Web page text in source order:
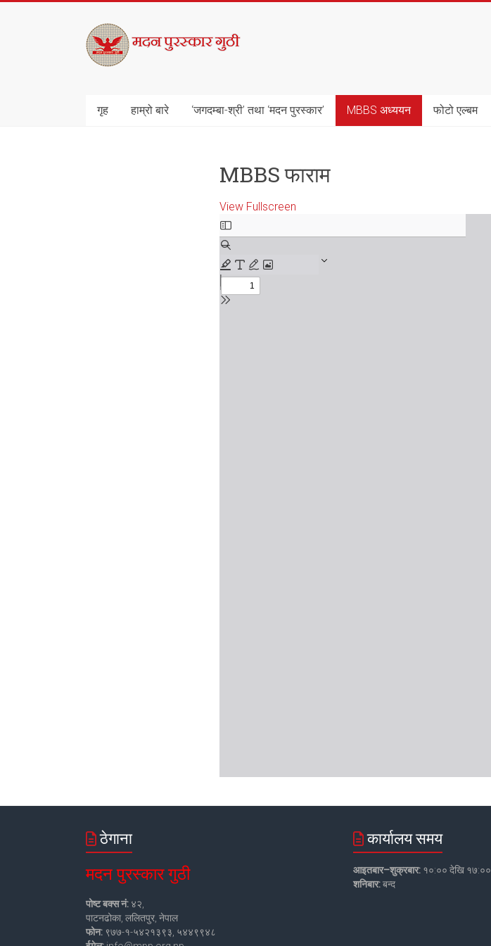
मदन
पुरस्कार
गुठी
गृह हाम्रो बारे ‘जगदम्बा-श्री’ तथा ‘मदन पुरस्कार’ MBBS अध्ययन फोटो एल्बम
MBBS फाराम
View Fullscreen
ठेगाना
मदन पुरस्कार गुठी
पोष्ट बक्स नं: ४२,
पाटनढोका, ललितपुर, नेपाल
फोन: ९७७-१-५४२१३९३, ५४४९९४८
कार्यालय समय
आइतबार–शुक्रबार:१०:०० देखि १७:००
शनिबार:बन्द